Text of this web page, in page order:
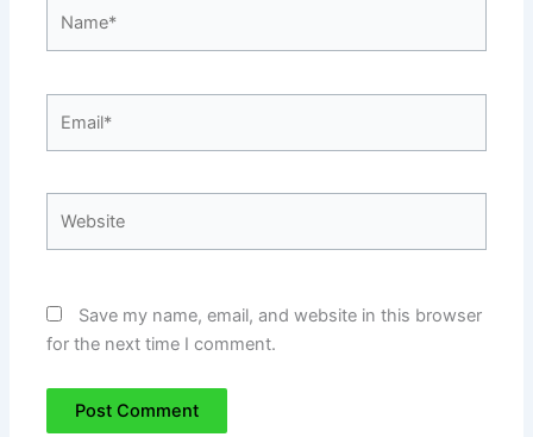
Save my name, email, and website in this browser
for the next time I comment.